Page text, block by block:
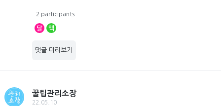
2 participants
달 맥
댓글 미리보기
꿀팁관리소장
22.05.10